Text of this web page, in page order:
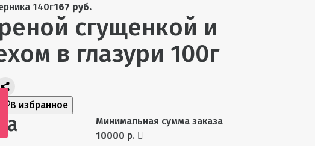
140г167 руб.
сгущенкой и
в глазури 100г
В избранное
Минимальная сумма заказа
10000 р.